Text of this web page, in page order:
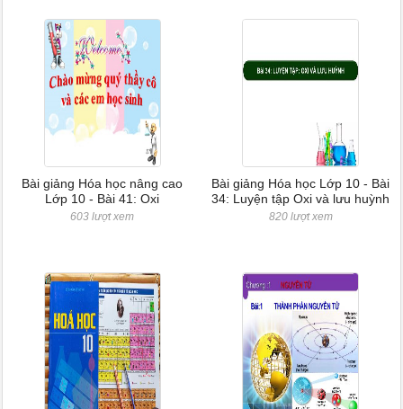
Bài giảng Hóa học nâng cao
Lớp 10 - Bài 41: Oxi
603 lượt xem
Bài giảng Hóa học Lớp 10 - Bài
34: Luyện tập Oxi và lưu huỳnh
820 lượt xem